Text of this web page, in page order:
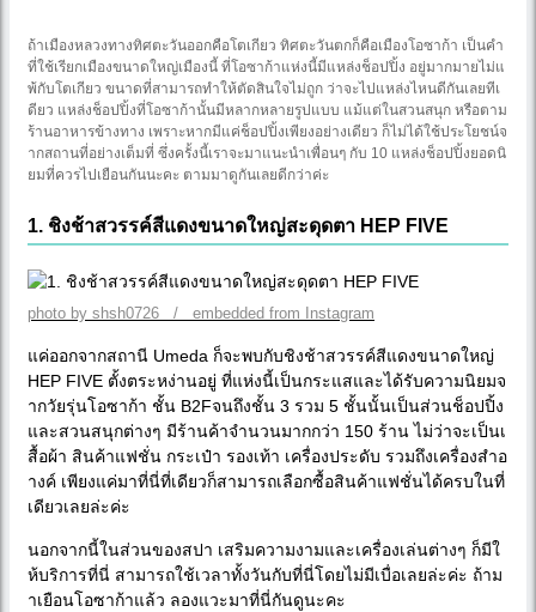
ถ้าเมืองหลวงทางทิศตะวันออกคือโตเกียว ทิศตะวันตกก็คือเมืองโอซาก้า เป็นคำ
ที่ใช้เรียกเมืองขนาดใหญ่เมืองนี้ ที่โอซาก้าแห่งนี้มีแหล่งช็อปปิ้ง อยู่มากมายไม่แ
พ้กับโตเกียว ขนาดที่สามารถทำให้ตัดสินใจไม่ถูก ว่าจะไปแหล่งไหนดีกันเลยทีเ
ดียว แหล่งช็อปปิ้งที่โอซาก้านั้นมีหลากหลายรูปแบบ แม้แต่ในสวนสนุก หรือตาม
ร้านอาหารข้างทาง เพราะหากมีแค่ช็อปปิ้งเพียงอย่างเดียว ก็ไม่ได้ใช้ประโยชน์จ
ากสถานที่อย่างเต็มที่ ซึ่งครั้งนี้เราจะมาแนะนำเพื่อนๆ กับ 10 แหล่งช็อปปิ้งยอดนิ
ยมที่ควรไปเยือนกันนะคะ ตามมาดูกันเลยดีกว่าค่ะ
1. ชิงช้าสวรรค์สีแดงขนาดใหญ่สะดุดตา HEP FIVE
photo by shsh0726 / embedded from Instagram
แค่ออกจากสถานี Umeda ก็จะพบกับชิงช้าสวรรค์สีแดงขนาดใหญ่
HEP FIVE ตั้งตระหง่านอยู่ ที่แห่งนี้เป็นกระแสและได้รับความนิยมจ
ากวัยรุ่นโอซาก้า ชั้น B2Fจนถึงชั้น 3 รวม 5 ชั้นนั้นเป็นส่วนช็อปปิ้ง
และสวนสนุกต่างๆ มีร้านค้าจำนวนมากกว่า 150 ร้าน ไม่ว่าจะเป็นเ
สื้อผ้า สินค้าแฟชั่น กระเป๋า รองเท้า เครื่องประดับ รวมถึงเครื่องสำอ
างค์ เพียงแค่มาที่นี่ที่เดียวก็สามารถเลือกซื้อสินค้าแฟชั่นได้ครบในที่
เดียวเลยล่ะค่ะ
นอกจากนี้ในส่วนของสปา เสริมความงามและเครื่องเล่นต่างๆ ก็มีใ
ห้บริการที่นี่ สามารถใช้เวลาทั้งวันกับที่นี่โดยไม่มีเบื่อเลยล่ะค่ะ ถ้าม
าเยือนโอซาก้าแล้ว ลองแวะมาที่นี่กันดูนะคะ